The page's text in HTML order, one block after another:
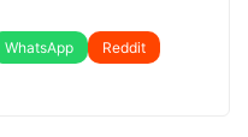
WhatsApp
Reddit